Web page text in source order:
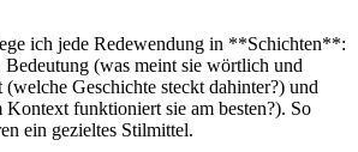
ich ⁤jede ‍Redewendung in **Schichten**:
(was meint ‌sie wörtlich und‍
Geschichte⁤ steckt dahinter?) und
funktioniert sie ⁢am ⁣besten?). So
ein gezieltes Stilmittel.